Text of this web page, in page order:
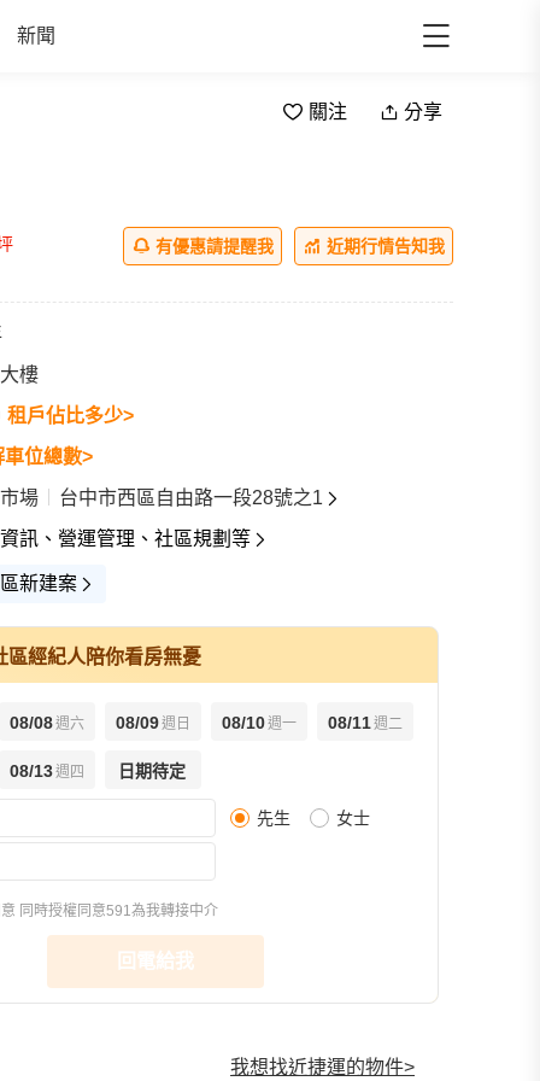
新聞
關注 分享
有優惠請提醒我 近期行情告知我
樓
租戶佔比多少>
車位總數>
場
台中市西區自由路一段28號之1
訊、營運管理、社區規劃等
新建案
區經紀人陪你看房無憂
08/08週六 08/09週日 08/10週一 08/11週二
08/13週四 日期待定
先生 女士
同時授權同意591為我轉接中介
回電給我
我想找近捷運的物件>